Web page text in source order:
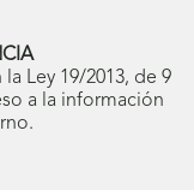
Ley 19/2013, de 9
a la información